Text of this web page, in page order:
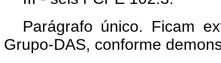
Parágrafo único. Ficam
Grupo-DAS, conforme